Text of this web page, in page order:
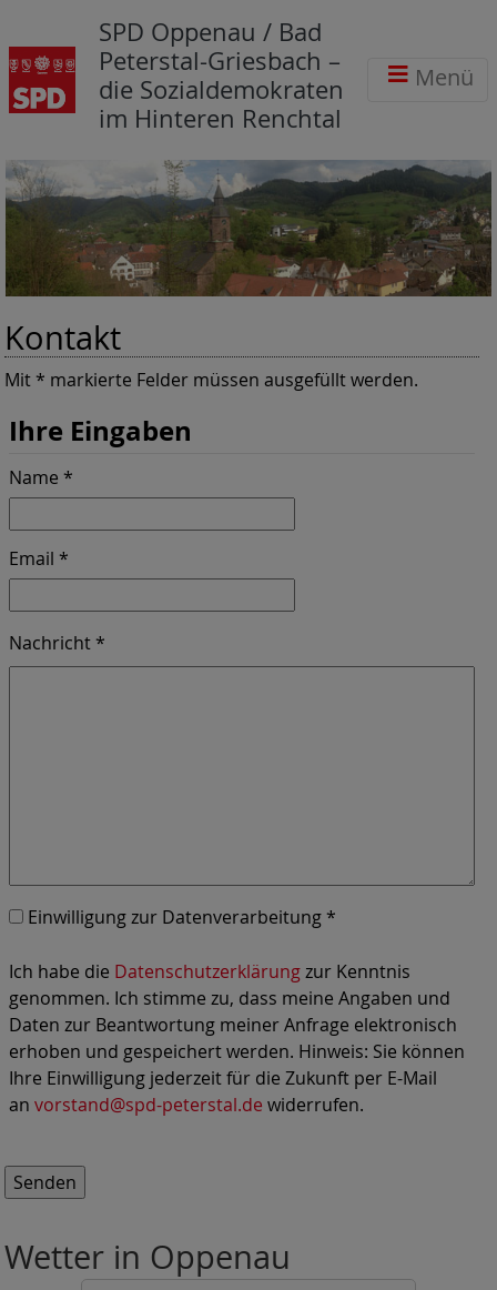
SPD Oppenau / Bad
Peterstal-Griesbach –
die Sozialdemokraten
im Hinteren Renchtal
Menü
Kontakt
Mit * markierte Felder müssen ausgefüllt werden.
Ihre Eingaben
Name *
Email *
Nachricht *
Einwilligung zur Datenverarbeitung *
Ich habe die Datenschutzerklärungzur Kenntnis
genommen. Ich stimme zu, dass meine Angaben und
Daten zur Beantwortung meiner Anfrage elektronisch
erhoben und gespeichert werden. Hinweis: Sie können
Ihre Einwilligung jederzeit für die Zukunft per E-Mail
an vorstand@spd-peterstal.de widerrufen.
Wetter in Oppenau